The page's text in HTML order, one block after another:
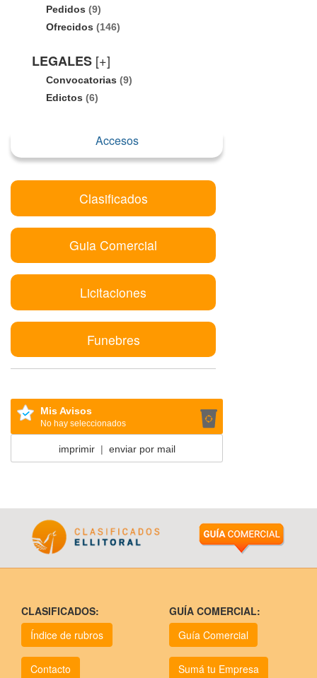
Pedidos (9)
Ofrecidos (146)
LEGALES [+]
Convocatorias (9)
Edictos (6)
Accesos
Clasificados
Guia Comercial
Licitaciones
Funebres
Mis Avisos
No hay seleccionados
imprimir| enviar por mail
CLASIFICADOS:
Índice de rubros
Contacto
GUÍA COMERCIAL:
Guía Comercial
Sumá tu Empresa